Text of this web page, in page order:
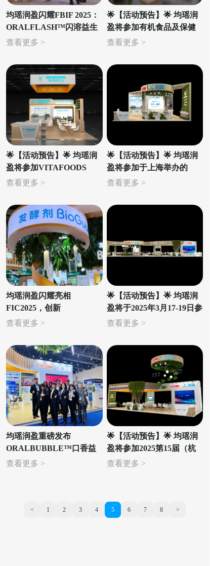
均瑶润盈闪耀FBIF 2025：
ORALFLASH™闪溶益生
菌引领行业革新浪潮
查看更多 >
🌟【活动预告】🌟 均瑶润
盈将参加有机食品及保健
品展览会 NATURALLY
查看更多 >
🌟【活动预告】🌟 均瑶润
盈将参加VITAFOODS
EUROPE 2025！
查看更多 >
🌟【活动预告】🌟 均瑶润
盈将参加于上海举办的
FBIF2025食品饮料创新论
查看更多 >
均瑶润盈闪耀亮相
FIC2025，创新
ORALBUBBLE™口香益
引领行业新趋势
查看更多 >
🌟【活动预告】🌟 均瑶润
盈将于2025年3月17-19日参
加 FIC 2025（第28届中国
览会）！
查看更多 >
均瑶润盈重磅发布
ORALBUBBLE™口香益
生菌微泡片 以全球领先临
查看更多 >
🌟【活动预告】🌟 均瑶润
盈将参加2025第15届（杭
州）全球新电商博览会！
查看更多 >
< 1 2 3 4 5 6 7 8 >